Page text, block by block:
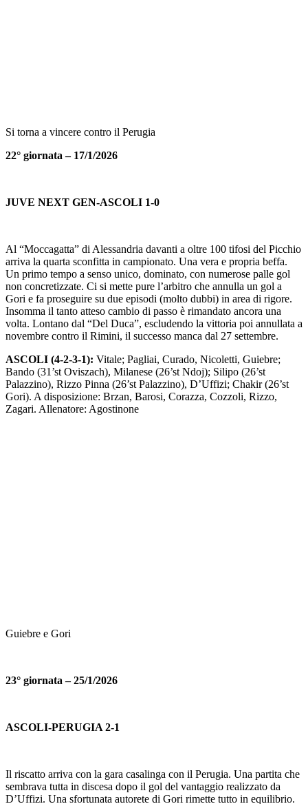
Si torna a vincere contro il Perugia
22° giornata – 17/1/2026
JUVE NEXT GEN-ASCOLI 1-0
Al “Moccagatta” di Alessandria davanti a oltre 100 tifosi del Picchio
arriva la quarta sconfitta in campionato. Una vera e propria beffa.
Un primo tempo a senso unico, dominato, con numerose palle gol
non concretizzate. Ci si mette pure l’arbitro che annulla un gol a
Gori e fa proseguire su due episodi (molto dubbi) in area di rigore.
Insomma il tanto atteso cambio di passo è rimandato ancora una
volta. Lontano dal “Del Duca”, escludendo la vittoria poi annullata a
novembre contro il Rimini, il successo manca dal 27 settembre.
ASCOLI (4-2-3-1): Vitale; Pagliai, Curado, Nicoletti, Guiebre;
Bando (31’st Oviszach), Milanese (26’st Ndoj); Silipo (26’st
Palazzino), Rizzo Pinna (26’st Palazzino), D’Uffizi; Chakir (26’st
Gori). A disposizione: Brzan, Barosi, Corazza, Cozzoli, Rizzo,
Zagari. Allenatore: Agostinone
Guiebre e Gori
23° giornata – 25/1/2026
ASCOLI-PERUGIA 2-1
Il riscatto arriva con la gara casalinga con il Perugia. Una partita che
sembrava tutta in discesa dopo il gol del vantaggio realizzato da
D’Uffizi. Una sfortunata autorete di Gori rimette tutto in equilibrio.